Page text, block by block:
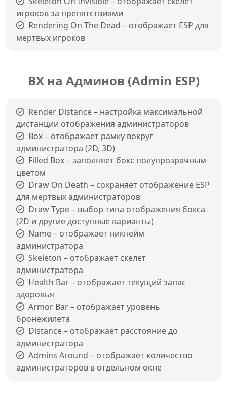
игроков за препятствиями
Rendering On The Dead – отображает ESP для
мертвых игроков
ВХ на Админов (Admin ESP)
Render Distance – настройка максимальной
дистанции отображения администраторов
Box – отображает рамку вокруг
администратора (2D, 3D)
Filled Box – заполняет бокс полупрозрачным
цветом
Draw On Death – сохраняет отображение ESP
для мертвых администраторов
Draw Type – выбор типа отображения бокса
(2D и другие доступные варианты)
Name – отображает никнейм
администратора
Skeleton – отображает скелет
администратора
Health Bar – отображает текущий запас
здоровья
Armor Bar – отображает уровень
бронежилета
Distance – отображает расстояние до
администратора
Admins Around – отображает количество
администраторов в отдельном окне